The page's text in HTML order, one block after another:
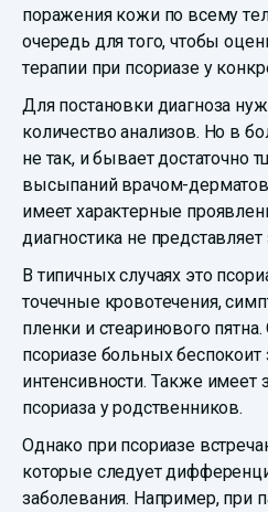
поражения кожи по всему
очередь для того, чтобы
терапии при псориазе у
Для постановки диагноза
количество анализов. Но в
не так, и бывает достаточно
высыпаний врачом-
имеет характерные
диагностика не представляет
В типичных случаях это
точечные кровотечения,
пленки и стеаринового
псориазе больных беспокоит
интенсивности. Также имеет
псориаза у родственников.
Однако при псориазе
которые следует
заболевания. Например, при